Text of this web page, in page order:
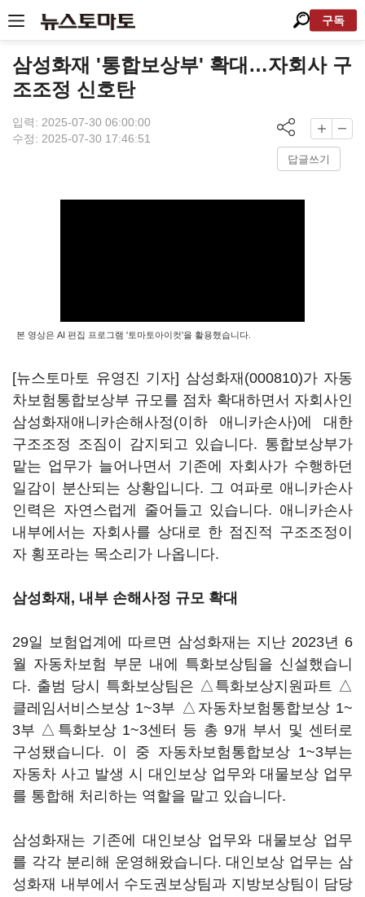
구독
삼성화재 '통합보상부' 확대…자회사 구
조조정 신호탄
입력: 2025-07-30 06:00:00
수정: 2025-07-30 17:46:51
답글쓰기
본 영상은 AI 편집 프로그램 '토마토아이컷'을 활용했습니다.
[뉴스토마토 유영진 기자] 삼성화재(000810)가 자동
차보험통합보상부 규모를 점차 확대하면서 자회사인
삼성화재애니카손해사정(이하 애니카손사)에 대한
구조조정 조짐이 감지되고 있습니다. 통합보상부가
맡는 업무가 늘어나면서 기존에 자회사가 수행하던
일감이 분산되는 상황입니다. 그 여파로 애니카손사
인력은 자연스럽게 줄어들고 있습니다. 애니카손사
내부에서는 자회사를 상대로 한 점진적 구조조정이
자 횡포라는 목소리가 나옵니다.
삼성화재, 내부 손해사정 규모 확대
29일 보험업계에 따르면 삼성화재는 지난 2023년 6
월 자동차보험 부문 내에 특화보상팀을 신설했습니
다. 출범 당시 특화보상팀은 △특화보상지원파트 △
클레임서비스보상 1~3부 △자동차보험통합보상 1~
3부 △특화보상 1~3센터 등 총 9개 부서 및 센터로
구성됐습니다. 이 중 자동차보험통합보상 1~3부는
자동차 사고 발생 시 대인보상 업무와 대물보상 업무
를 통합해 처리하는 역할을 맡고 있습니다.
삼성화재는 기존에 대인보상 업무와 대물보상 업무
를 각각 분리해 운영해왔습니다. 대인보상 업무는 삼
성화재 내부에서 수도권보상팀과 지방보상팀이 담당